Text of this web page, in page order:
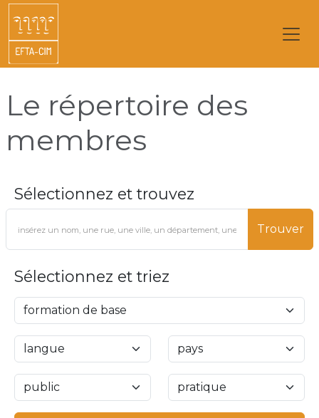
Le répertoire des
membres
Sélectionnez et trouvez
Trouver
Sélectionnez et triez